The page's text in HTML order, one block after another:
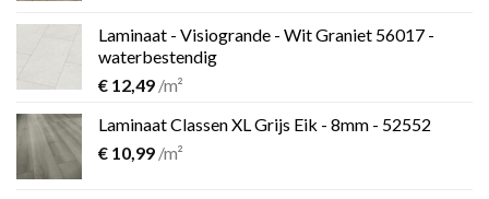
€ 11,49.€ 9,99.
Laminaat - Visiogrande - Wit Graniet 56017 -
waterbestendig
€ 12,49 /m²
Laminaat Classen XL Grijs Eik - 8mm - 52552
€ 10,99 /m²